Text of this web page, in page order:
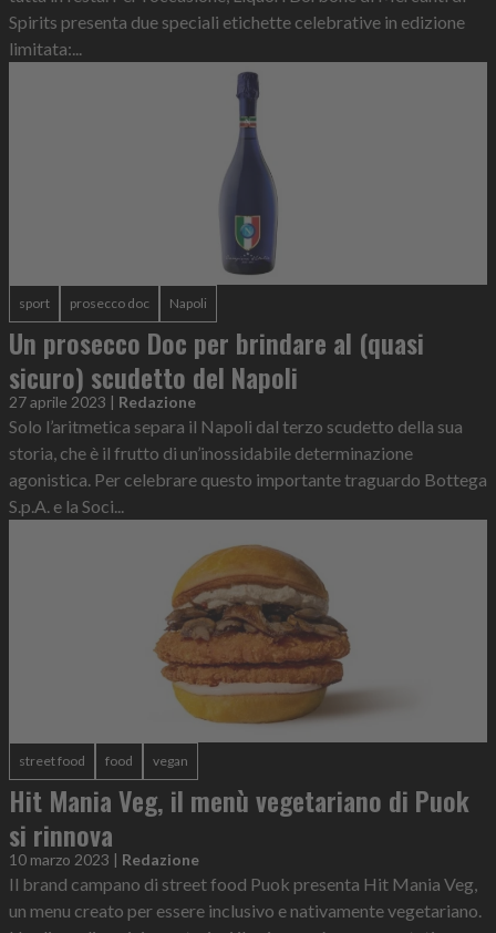
Spirits presenta due speciali etichette celebrative in edizione
limitata:...
sport prosecco doc Napoli
Un prosecco Doc per brindare al (quasi
sicuro) scudetto del Napoli
27 aprile 2023 | Redazione
Solo l’aritmetica separa il Napoli dal terzo scudetto della sua
storia, che è il frutto di un’inossidabile determinazione
agonistica. Per celebrare questo importante traguardo Bottega
S.p.A. e la Soci...
street food food vegan
Hit Mania Veg, il menù vegetariano di Puok
si rinnova
10 marzo 2023 | Redazione
Il brand campano di street food Puok presenta Hit Mania Veg,
un menu creato per essere inclusivo e nativamente vegetariano.